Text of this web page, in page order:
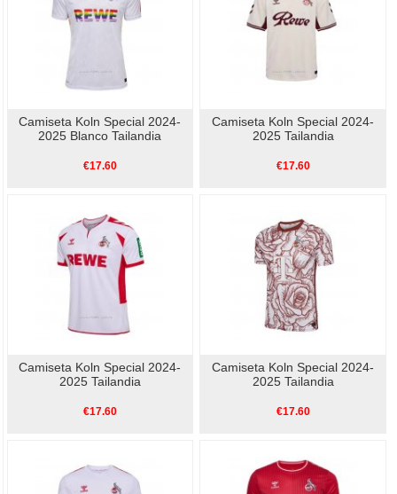
Camiseta Koln Special 2024-
2025 Blanco Tailandia
€17.60
Camiseta Koln Special 2024-
2025 Tailandia
€17.60
Camiseta Koln Special 2024-
2025 Tailandia
€17.60
Camiseta Koln Special 2024-
2025 Tailandia
€17.60